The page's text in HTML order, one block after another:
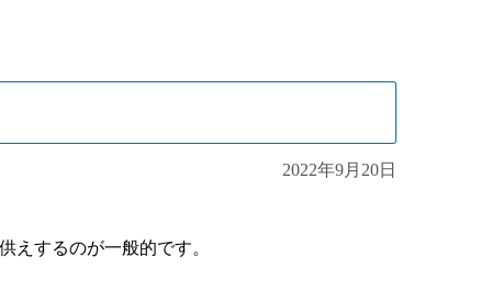
2022年9月20日
えするのが一般的です。